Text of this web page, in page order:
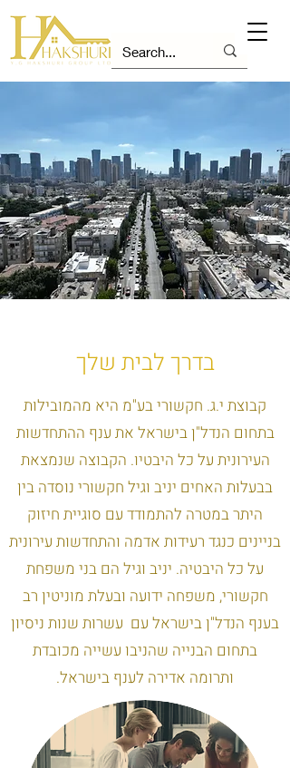
בדרך לבית שלך
קבוצת י.ג. חקשורי בע"מ היא מהמובילות
בתחום הנדל"ן בישראל את ענף ההתחדשות
העירונית על כל היבטיו. הקבוצה שנמצאת
בבעלות האחים יניב וגיל חקשורי נוסדה בין
היתר במטרה להתמודד עם סוגיית חיזוק
בניינים כנגד רעידות אדמה והתחדשות עירונית
על כל היבטיה. יניב וגיל הם בני משפחת
חקשורי, משפחה ידועה ובעלת מוניטין רב
בענף הנדל"ן בישראל עם עשרות שנות ניסיון
בתחום הבנייה שהניבו עשייה מכובדת
ותרומה אדירה לענף בישראל.